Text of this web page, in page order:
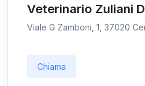
Veterinario Zuliani
Viale G Zamboni, 1, 37020
Chiama